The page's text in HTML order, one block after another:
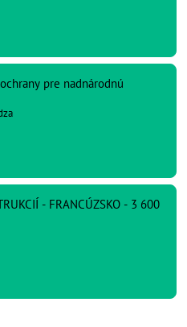
pre nadnárodnú
- FRANCÚZSKO - 3 600